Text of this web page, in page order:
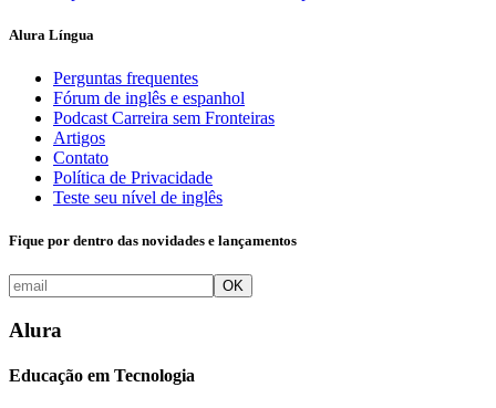
Alura Língua
Perguntas frequentes
Fórum de inglês e espanhol
Podcast Carreira sem Fronteiras
Artigos
Contato
Política de Privacidade
Teste seu nível de inglês
Fique por dentro das novidades e lançamentos
OK
Alura
Educação em Tecnologia